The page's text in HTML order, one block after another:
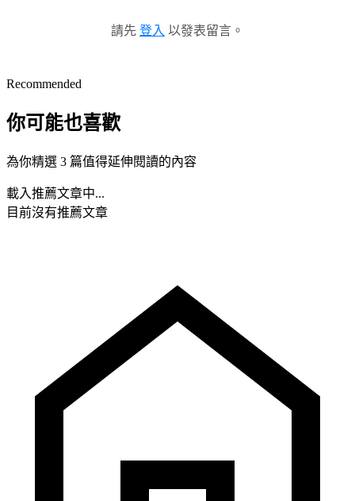
請先 登入 以發表留言。
Recommended
你可能也喜歡
為你精選 3 篇值得延伸閱讀的內容
載入推薦文章中...
目前沒有推薦文章